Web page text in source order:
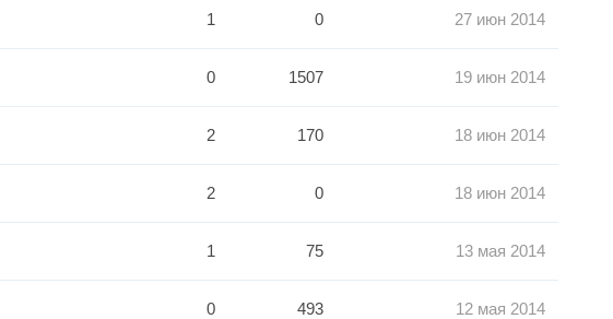
1 0 27 июн 2014
0 1507 19 июн 2014
2 170 18 июн 2014
2 0 18 июн 2014
1 75 13 мая 2014
0 493 12 мая 2014